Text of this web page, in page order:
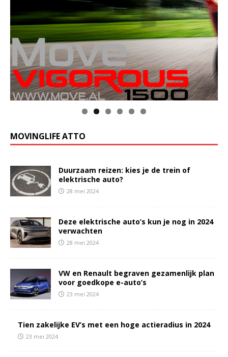
MOVINGLIFE ATTO
Duurzaam reizen: kies je de trein of
elektrische auto?
28 mei 2024
Deze elektrische auto’s kun je nog in 2024
verwachten
28 mei 2024
VW en Renault begraven gezamenlijk plan
voor goedkope e-auto’s
23 mei 2024
Tien zakelijke EV’s met een hoge actieradius in 2024
23 mei 2024